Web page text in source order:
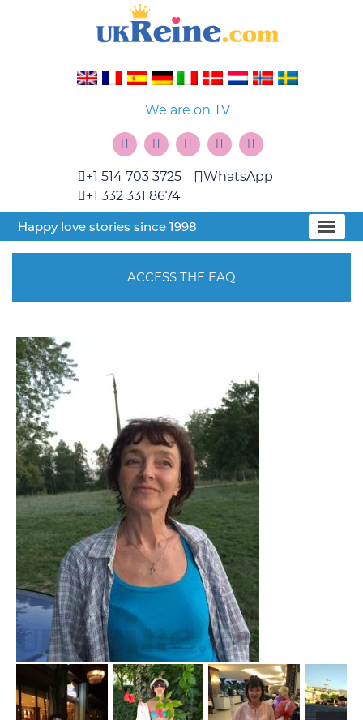
We are on TV
+1 514 703 3725
+1 332 331 8674
WhatsApp
Happy love stories since 1998
ACCESS THE FAQ